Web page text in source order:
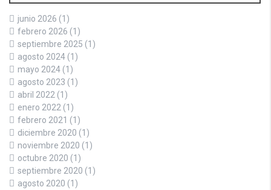
junio 2026 (1)
febrero 2026 (1)
septiembre 2025 (1)
agosto 2024 (1)
mayo 2024 (1)
agosto 2023 (1)
abril 2022 (1)
enero 2022 (1)
febrero 2021 (1)
diciembre 2020 (1)
noviembre 2020 (1)
octubre 2020 (1)
septiembre 2020 (1)
agosto 2020 (1)